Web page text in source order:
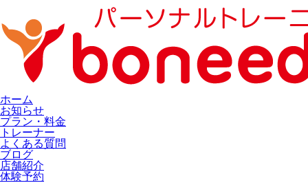
ホーム
お知らせ
プラン・料金
トレーナー
よくある質問
ブログ
店舗紹介
体験予約